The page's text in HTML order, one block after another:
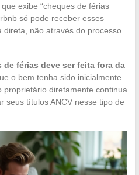
exibe “cheques de férias
só pode receber esses
não através do processo
de férias deve ser feita fora da
o bem tenha sido inicialmente
diretamente continua
seus títulos ANCV nesse tipo de